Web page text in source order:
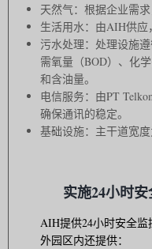
天然气：根据企业需求
生活用水：由AIH供应
污水处理：处理设施
需氧量（BOD）、化
和含油量。
电信服务：由PT
确保通讯的稳定。
基础设施：主干道宽度
实施24小时
AIH提供24小时安全
外园区内还提供：